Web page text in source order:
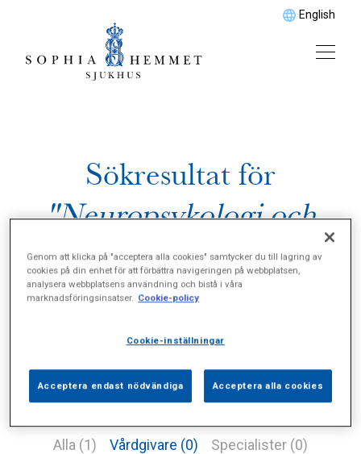
English
Sökresultat för
"Neuropsykologi och
neuropsykiatri"
Alla (1) Vårdgivare (0) Specialister (0)
Genom att klicka på "acceptera alla cookies" samtycker du till lagring av
cookies på din enhet för att förbättra navigeringen på webbplatsen,
analysera webbplatsens användning och bistå i våra
marknadsföringsinsatser. Cookie-policy
Cookie-inställningar
Acceptera endast nödvändiga Acceptera alla cookies